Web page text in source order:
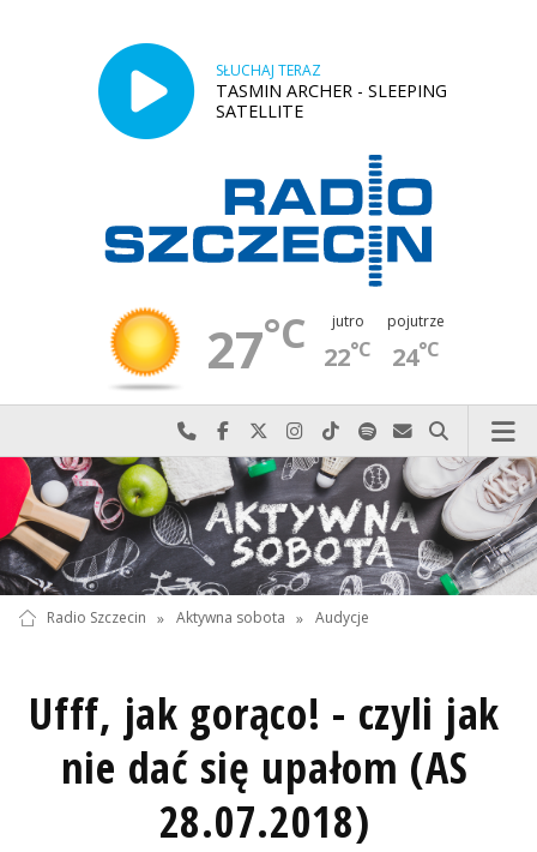
SŁUCHAJ TERAZ
TASMIN ARCHER - SLEEPING
SATELLITE
27°C jutro
22°C
pojutrze
24°C
Najlepiej po prostu do nas zadzwoń
Odwiedź nas na Facebook-u
Odwiedź nas na X
Odwiedź nas na Instagram-ie
Odwiedź nas na TikTok-u
Szukaj nas na Spotify
Wyślij do nas
Szukaj
Radio Szczecin » Aktywna sobota » Audycje
Ufff, jak gorąco! - czyli jak
nie dać się upałom (AS
28.07.2018)